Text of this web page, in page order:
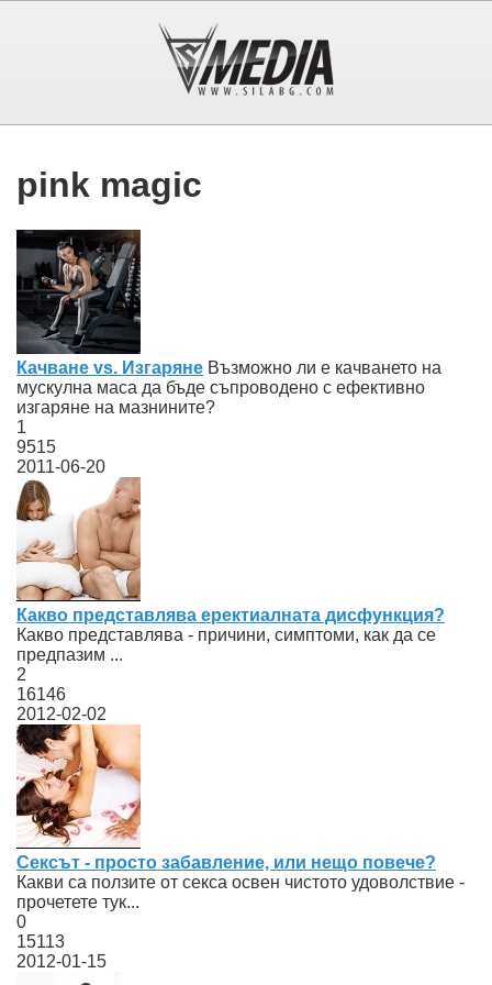
pink magic
Качване vs. Изгаряне Възможно ли е качването на
мускулна маса да бъде съпроводено с ефективно
изгаряне на мазнините?
1
9515
2011-06-20
Какво представлява еректиалната дисфункция?
Какво представлява - причини, симптоми, как да се
предпазим ...
2
16146
2012-02-02
Сексът - просто забавление, или нещо повече?
Какви са ползите от секса освен чистото удоволствие -
прочетете тук...
0
15113
2012-01-15